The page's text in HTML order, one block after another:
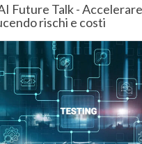
Future Talk -
rischi e costi